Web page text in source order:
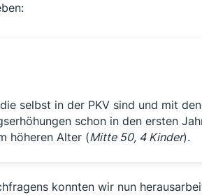
selbst in der PKV sind und mit
schon in den ersten
höheren Alter (Mitte 50, 4 Kinder).
konnten wir nun